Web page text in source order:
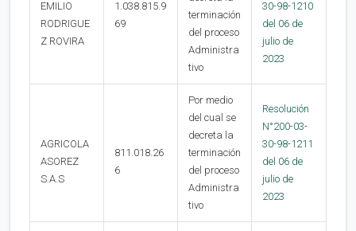
EMILIO
RODRIGUE
Z ROVIRA
1.038.815.9
69
terminación
del proceso
Administra
tivo
30-98-1210
del 06 de
julio de
2023
AGRICOLA
ASOREZ
S.A.S
811.018.26
6
Por medio
del cual se
decreta la
terminación
del proceso
Administra
tivo
Resolución
N°200-03-
30-98-1211
del 06 de
julio de
2023